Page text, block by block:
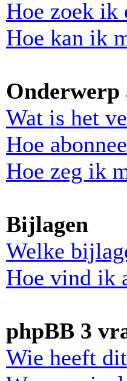
Hoe zoek ik
Hoe kan ik
Onderwerp
Wat is het
Hoe
Hoe zeg ik
Bijlagen
Welke
Hoe vind ik
phpBB 3
Wie heeft